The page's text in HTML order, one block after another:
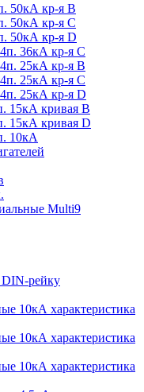
50кА кр-я B
50кА кр-я C
50кА кр-я D
36кА кр-я C
25кА кр-я B
25кА кр-я C
25кА кр-я D
15кА кривая B
15кА кривая D
10кА
Multi9
DIN-рейку
10кА характеристика
10кА характеристика
10кА характеристика